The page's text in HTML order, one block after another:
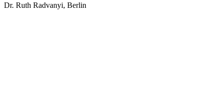
Dr. Ruth Radvanyi, Berlin